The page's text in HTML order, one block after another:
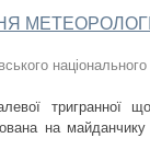
на